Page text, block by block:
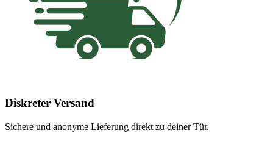
Diskreter Versand
Sichere und anonyme Lieferung direkt zu deiner Tür.